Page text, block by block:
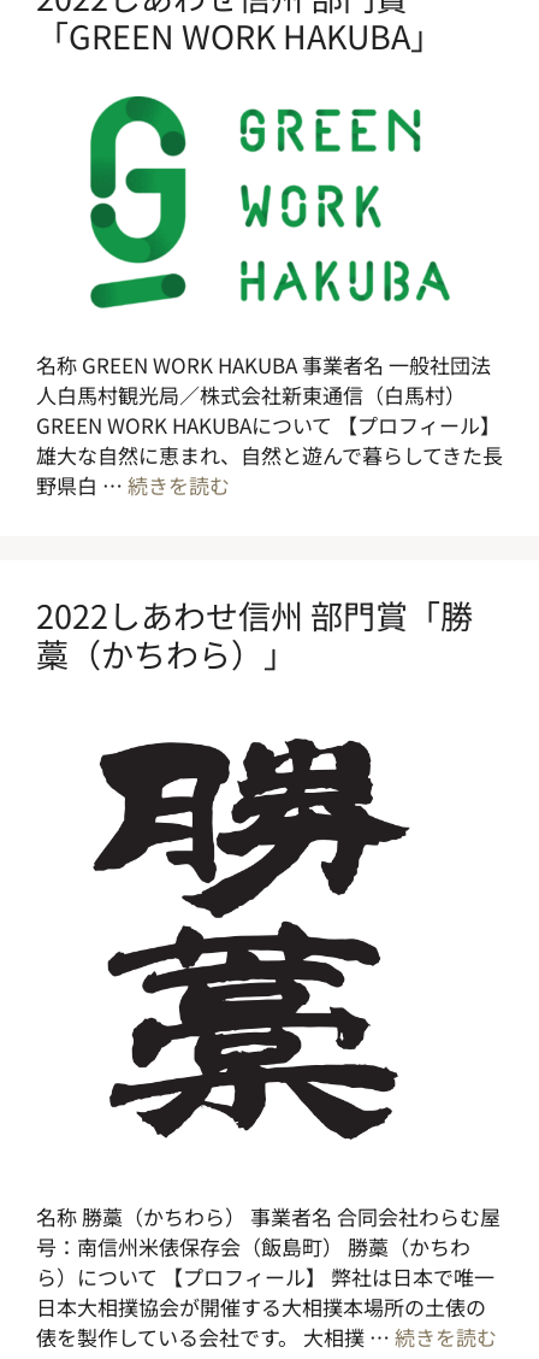
「GREEN WORK HAKUBA」
名称 GREEN WORK HAKUBA 事業者名 一般社団法
人白馬村観光局／株式会社新東通信（白馬村）
GREEN WORK HAKUBAについて 【プロフィール】
雄大な自然に恵まれ、自然と遊んで暮らしてきた長
野県白 … 続きを読む
2022しあわせ信州 部門賞「勝
藁（かちわら）」
名称 勝藁（かちわら） 事業者名 合同会社わらむ屋
号：南信州米俵保存会（飯島町） 勝藁（かちわ
ら）について 【プロフィール】 弊社は日本で唯一
日本大相撲協会が開催する大相撲本場所の土俵の
俵を製作している会社です。 大相撲 … 続きを読む